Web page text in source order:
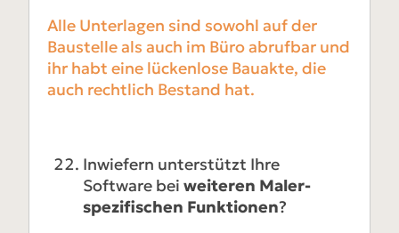
Alle Unterlagen sind sowohl auf der
Baustelle als auch im Büro abrufbar und
ihr habt eine lückenlose Bauakte, die
auch rechtlich Bestand hat.
Inwiefern unterstützt Ihre
Software bei weiteren Maler-
spezifischen Funktionen?